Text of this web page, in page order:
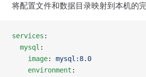
将配置文件和数据目录映射到本机的
services :
  mysql
:
    image
: mysql:8.0
    environment
: